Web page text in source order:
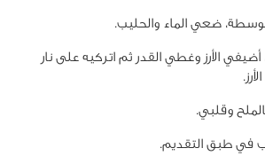
ضعي الماء والحليب.
الأرز وغطي القدر ثم اتركيه على نار
وقلبي.
في طبق التقديم.